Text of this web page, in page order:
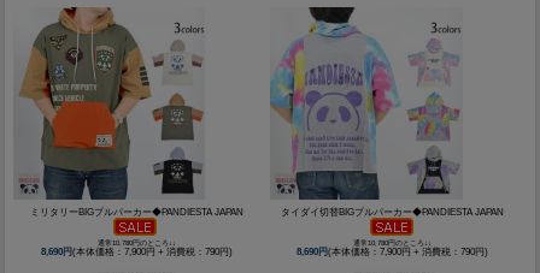
ミリタリーBIGプルパーカー◆PANDIESTA JAPAN
通常10,780円のところ↓↓
8,690円(本体価格：7,900円 + 消費税：790円)
タイダイ切替BIGプルパーカー◆PANDIESTA JAPAN
通常10,780円のところ↓↓
8,690円(本体価格：7,900円 + 消費税：790円)